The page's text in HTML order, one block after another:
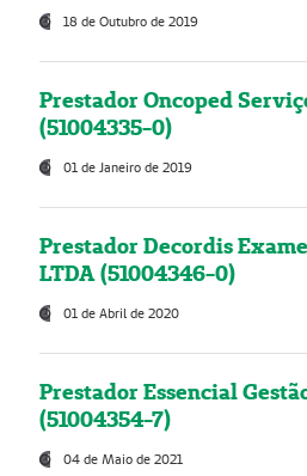
18 de Outubro de 2019
Prestador Oncoped
(51004335-0)
01 de Janeiro de 2019
Prestador Decordis
LTDA (51004346-0)
01 de Abril de 2020
Prestador Essencial
(51004354-7)
04 de Maio de 2021